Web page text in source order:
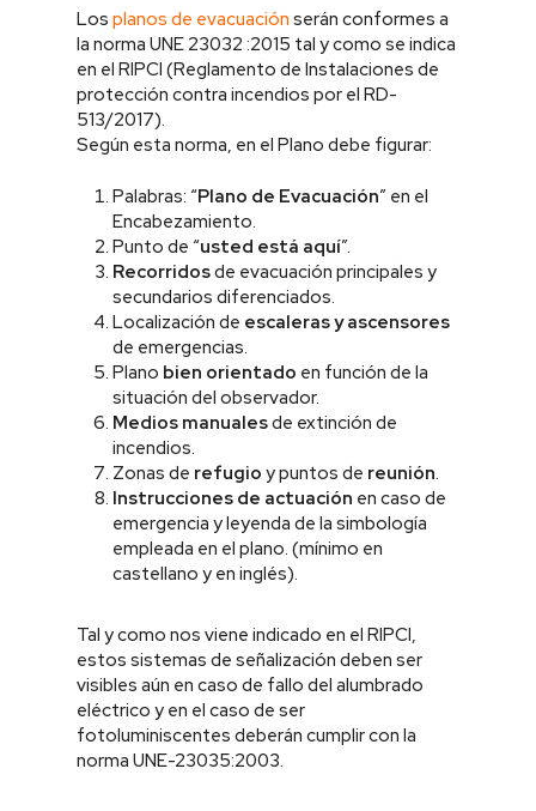
Los planos de evacuación serán conformes a
la norma UNE 23032 :2015 tal y como se indica
en el RIPCI (Reglamento de Instalaciones de
protección contra incendios por el RD-
513/2017).
Según esta norma, en el Plano debe figurar:
Palabras: “Plano de Evacuación” en el
Encabezamiento.
Punto de “usted está aquí”.
Recorridosde evacuación principales y
secundarios diferenciados.
Localización de escaleras y ascensores
de emergencias.
Plano bien orientado en función de la
situación del observador.
Medios manualesde extinción de
incendios.
Zonas de refugio y puntos de reunión.
Instrucciones de actuación en caso de
emergencia y leyenda de la simbología
empleada en el plano. (mínimo en
castellano y en inglés).
Tal y como nos viene indicado en el RIPCI,
estos sistemas de señalización deben ser
visibles aún en caso de fallo del alumbrado
eléctrico y en el caso de ser
fotoluminiscentes deberán cumplir con la
norma UNE-23035:2003.